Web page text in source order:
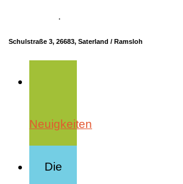
·
Schulstraße 3, 26683, Saterland / Ramsloh
Neuigkeiten
Die